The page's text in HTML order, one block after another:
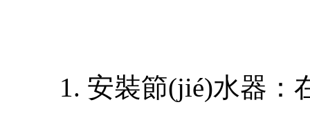
1. 安裝節(jié)水器：